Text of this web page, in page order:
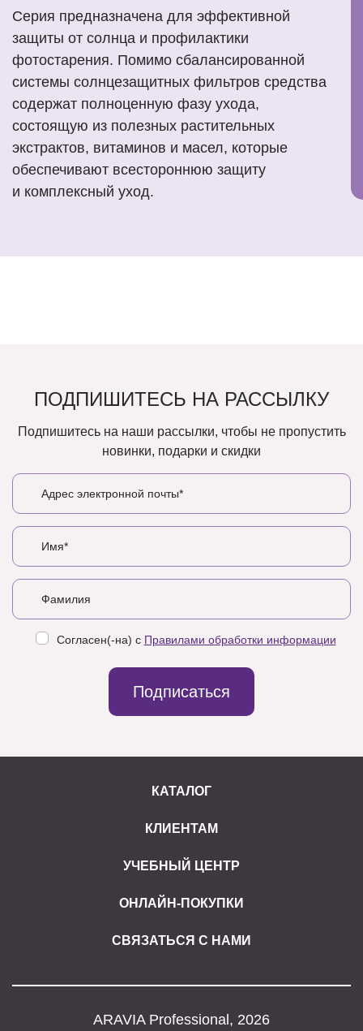
Серия предназначена для эффективной
защиты от солнца и профилактики
фотостарения. Помимо сбалансированной
системы солнцезащитных фильтров средства
содержат полноценную фазу ухода,
состоящую из полезных растительных
экстрактов, витаминов и масел, которые
обеспечивают всестороннюю защиту
и комплексный уход.
ПОДПИШИТЕСЬ НА РАССЫЛКУ
Подпишитесь на наши рассылки, чтобы не пропустить
новинки, подарки и скидки
Согласен(-на) с Правилами обработки информации
Подписаться
КАТАЛОГ
КЛИЕНТАМ
УЧЕБНЫЙ ЦЕНТР
ОНЛАЙН-ПОКУПКИ
СВЯЗАТЬСЯ С НАМИ
ARAVIA Professional, 2026